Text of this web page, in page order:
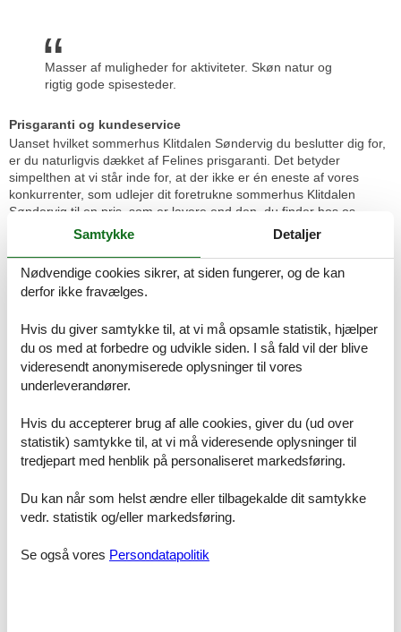
Masser af muligheder for aktiviteter. Skøn natur og
rigtig gode spisesteder.
Prisgaranti og kundeservice
Uanset hvilket sommerhus Klitdalen Søndervig du beslutter dig for,
er du naturligvis dækket af Felines prisgaranti. Det betyder
simpelthen at vi står inde for, at der ikke er én eneste af vores
konkurrenter, som udlejer dit foretrukne sommerhus Klitdalen
Søndervig til en pris, som er lavere end den, du finder hos os.
Hvis der en sjælden gang sker en fejl i vores kontrol af priserne hos
de andre udlejningsbureauer, udbetaler vi dig hele prisforskellen.
Pengene overføres direkte til din konto.
søgning efter et sommerhus Klitdalen Søndervig, er du meget
velkommen til at kontakte os. Send en mail til info@feline.dk eller
ring på 8724 2251.
Kundevurderinger af Feline Holidays
Lethedsgaranti :) Jeg har lejet et sommerhus... Stort
plus det var meget let at pejle sig hen på hvad man
God info og mails når man skal betale evt. i rater,
Samtykke Detaljer
Nødvendige cookies sikrer, at siden fungerer, og de kan
derfor ikke fravælges.
Hvis du giver samtykke til, at vi må opsamle statistik, hjælper
du os med at forbedre og udvikle siden. I så fald vil der blive
videresendt anonymiserede oplysninger til vores
underleverandører.
Hvis du accepterer brug af alle cookies, giver du (ud over
statistik) samtykke til, at vi må videresende oplysninger til
tredjepart med henblik på personaliseret markedsføring.
Du kan når som helst ændre eller tilbagekalde dit samtykke
vedr. statistik og/eller markedsføring.
Se også vores Persondatapolitik